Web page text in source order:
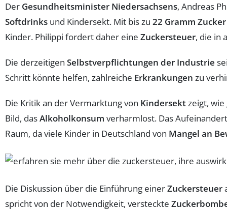
Der Gesundheitsminister Niedersachsens, Andreas
Softdrinks und Kindersekt. Mit bis zu 22 Gramm Zucker
Kinder. Philippi fordert daher eine Zuckersteuer, die in
Die derzeitigen Selbstverpflichtungen der Industrie
Schritt könnte helfen, zahlreiche Erkrankungen zu
Die Kritik an der Vermarktung von Kindersektzeigt,
Bild, dasAlkoholkonsum verharmlost. Das
Raum, da viele Kinder in Deutschland von Mangel an
Die Diskussion über die Einführung einerZuckersteuer
spricht von der Notwendigkeit, versteckte